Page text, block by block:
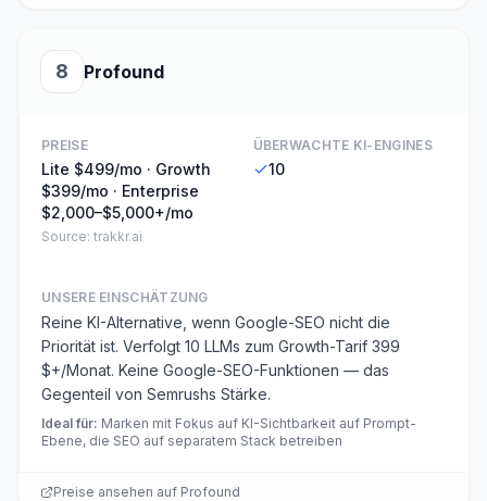
8 Profound
PREISE
Lite $499/mo · Growth
$399/mo · Enterprise
$2,000–$5,000+/mo
Source: trakkr.ai
ÜBERWACHTE KI-ENGINES
10
UNSERE EINSCHÄTZUNG
Reine KI-Alternative, wenn Google-SEO nicht die
Priorität ist. Verfolgt 10 LLMs zum Growth-Tarif 399
$+/Monat. Keine Google-SEO-Funktionen — das
Gegenteil von Semrushs Stärke.
Ideal für: Marken mit Fokus auf KI-Sichtbarkeit auf Prompt-
Ebene, die SEO auf separatem Stack betreiben
Preise ansehen auf Profound